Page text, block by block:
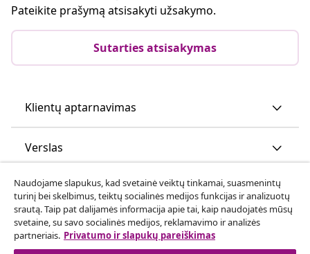
Pateikite prašymą atsisakyti užsakymo.
Sutarties atsisakymas
Klientų aptarnavimas
Verslas
vidaXL
Atraskite daugiau
Naudojame slapukus, kad svetainė veiktų tinkamai, suasmenintų
turinį bei skelbimus, teiktų socialinės medijos funkcijas ir analizuotų
srautą. Taip pat dalijamės informacija apie tai, kaip naudojatės mūsų
svetaine, su savo socialinės medijos, reklamavimo ir analizės
partneriais. Privatumo ir slapukų pareiškimas